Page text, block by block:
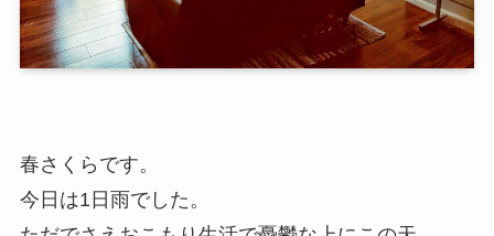
春さくらです。
今日は1日雨でした。